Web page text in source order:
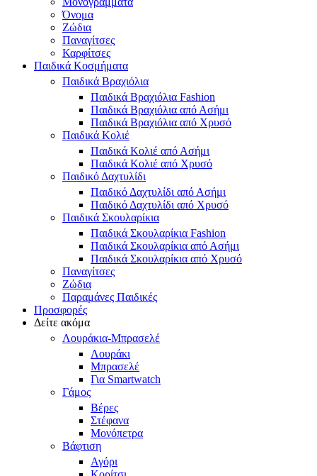
Όνομα
Ζώδια
Παναγίτσες
Καρφίτσες
Παιδικά Κοσμήματα
Παιδικά Βραχιόλια
Παιδικά Βραχιόλια Fashion
Παιδικά Βραχιόλια από Ασήμι
Παιδικά Βραχιόλια από Χρυσό
Παιδικά Κολιέ
Παιδικά Κολιέ από Ασήμι
Παιδικά Κολιέ από Χρυσό
Παιδικό Δαχτυλίδι
Παιδικό Δαχτυλίδι από Ασήμι
Παιδικό Δαχτυλίδι από Χρυσό
Παιδικά Σκουλαρίκια
Παιδικά Σκουλαρίκια Fashion
Παιδικά Σκουλαρίκια από Ασήμι
Παιδικά Σκουλαρίκια από Χρυσό
Παναγίτσες
Ζώδια
Παραμάνες Παιδικές
Προσφορές
Δείτε ακόμα
Λουράκια-Μπρασελέ
Λουράκι
Μπρασελέ
Για Smartwatch
Γάμος
Βέρες
Στέφανα
Μονόπετρα
Βάφτιση
Αγόρι